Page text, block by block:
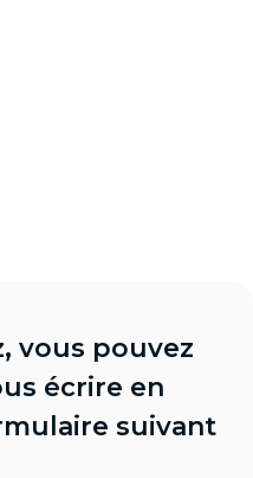
vous pouvez
écrire en
suivant